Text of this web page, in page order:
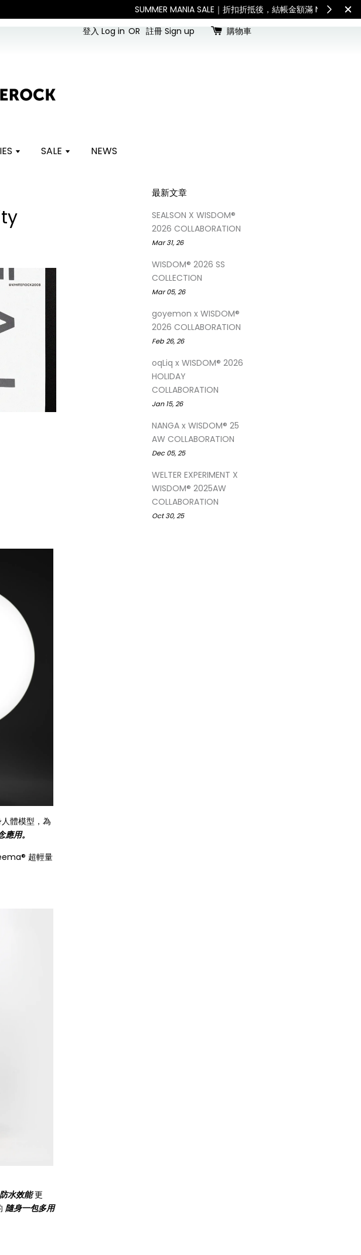
可能調整，敬請見諒 查看國內宅配最新公告
登入 Log in OR 註冊 Sign up 購物車
SALE NEWS
體模型，為
用。
超輕量
防水效能更
隨身一包多用
最新文章
SEALSON X WISDOM®
2026 COLLABORATION
Mar 31, 26
WISDOM® 2026 SS
COLLECTION
Mar 05, 26
goyemon x WISDOM®
2026 COLLABORATION
Feb 26, 26
oqLiq x WISDOM® 2026
HOLIDAY
COLLABORATION
Jan 15, 26
NANGA x WISDOM® 25
AW COLLABORATION
Dec 05, 25
WELTER EXPERIMENT X
WISDOM® 2025AW
COLLABORATION
Oct 30, 25